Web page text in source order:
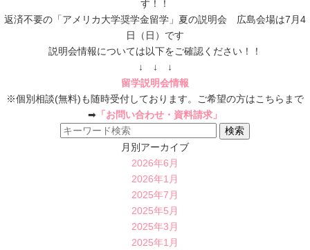
す！！
返済不要の「アメリカ大学奨学金留学」夏の説明会 広島会場は7月4
日（日）です
説明会情報については以下をご確認ください！！
↓ ↓ ↓
留学説明会情報
※個別相談(無料)も随時受付しております。ご希望の方はこちらまで
➡ 「お問い合わせ・資料請求」
月別アーカイブ
2026年6月
2026年1月
2025年7月
2025年5月
2025年3月
2025年1月